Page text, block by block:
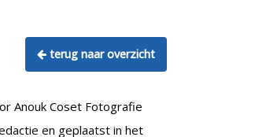
terug naar overzicht
Anouk Coset Fotografie
en geplaatst in het